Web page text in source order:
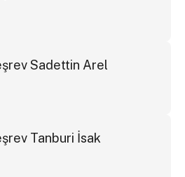
Sadettin Arel
Tanburi İsak